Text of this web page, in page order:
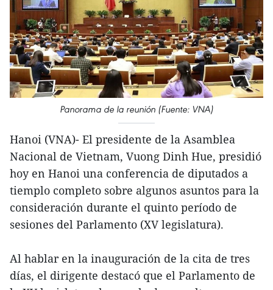
Panorama de la reunión (Fuente: VNA)
Hanoi (VNA)- El presidente de la Asamblea
Nacional de Vietnam, Vuong Dinh Hue, presidió
hoy en Hanoi una conferencia de diputados a
tiemplo completo sobre algunos asuntos para la
consideración durante el quinto período de
sesiones del Parlamento (XV legislatura).
Al hablar en la inauguración de la cita de tres
días, el dirigente destacó que el Parlamento de